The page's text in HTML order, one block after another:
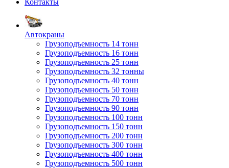
Автокраны
Грузоподъемность 14 тонн
Грузоподъемность 16 тонн
Грузоподъемность 25 тонн
Грузоподъемность 32 тонны
Грузоподъемность 40 тонн
Грузоподъемность 50 тонн
Грузоподъемность 70 тонн
Грузоподъемность 90 тонн
Грузоподъемность 100 тонн
Грузоподъемность 150 тонн
Грузоподъемность 200 тонн
Грузоподъемность 300 тонн
Грузоподъемность 400 тонн
Грузоподъемность 500 тонн